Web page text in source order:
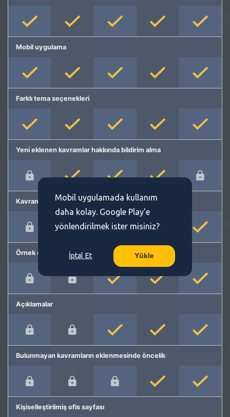
Mobil uygulama
Farklı tema seçenekleri
Yeni eklenen kavramlar hakkında bildirim alma
Kavram önerme
Örnek cümleler
Açıklamalar
Bulunmayan kavramların eklenmesinde öncelik
Kişiselleştirilmiş ofis sayfası
Mobil uygulamada kullanım
daha kolay. Google Play'e
yönlendirilmek ister misiniz?
İptal Et Yükle